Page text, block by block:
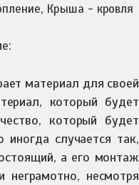
, Крыша - кровля
материал для своей
который будет
который будет
случается так,
а его монтаж
неграмотно, несмотря